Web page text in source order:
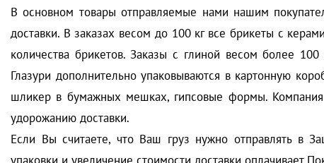
В основном товары отправляемые нами нашим
доставки. В заказах весом до 100 кг все брикеты с
количества брикетов. Заказы с глиной весом более
Глазури дополнительно упаковываются в картонную
шликер в бумажных мешках, гипсовые формы. Компания
удорожанию доставки.
Если Вы считаете, что Ваш груз нужно отправлять в